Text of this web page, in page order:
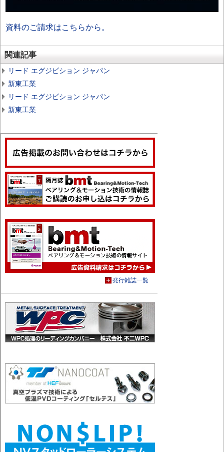
資料のご請求はこちらから。
関連記事
リード エグジビション ジャパン
新東工業
リード エグジビション ジャパン
新東工業
発行雑誌一覧